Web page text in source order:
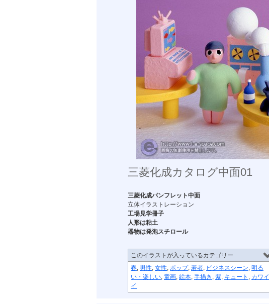
三菱化成カタログ中面01
三菱化成パンフレット中面
立体イラストレーション
工場見学冊子
人形は粘土
器物は発泡スチロール
このイラストが入っているカテゴリー
春, 男性, 女性, ポップ, 若者, ビジネスシーン, 明る
い・楽しい, 童画, 絵本, 手描き , 紫, キュート , カワイ
イ